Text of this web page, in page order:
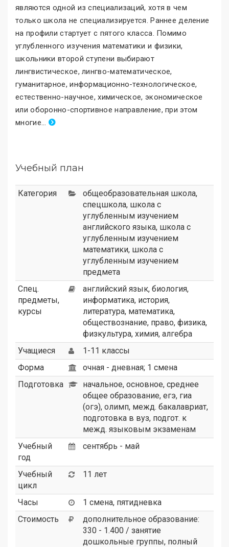
являются одной из специализаций, хотя в чем
только школа не специализируется. Раннее деление
на профили стартует с пятого класса. Помимо
углубленного изучения математики и физики,
школьники второй ступени выбирают
лингвистическое, лингво-математическое,
гуманитарное, информационно-технологическое,
естественно-научное, химическое, экономическое
или оборонно-спортивное направление, при этом
многие...
Учебный план
Категория общеобразовательная школа,
спецшкола, школа с
углубленным изучением
английского языка, школа с
углубленным изучением
математики, школа с
углубленным изучением
предмета
Спец.
предметы,
курсы
английский язык, биология,
информатика, история,
литература, математика,
обществознание, право, физика,
физкультура, химия, алгебра
Учащиеся
1-11 классы
Форма
очная - дневная; 1 смена
Подготовка
начальное, основное, среднее
общее образование, егэ, гиа
(огэ), олимп, межд. бакалавриат,
подготовка в вуз, подгот. к
межд. языковым экзаменам
Учебный
год
сентябрь - май
Учебный
цикл
11 лет
Часы
1 смена, пятидневка
Стоимость
дополнительное образование:
330 - 1.400 / занятие
дошкольные группы, полный